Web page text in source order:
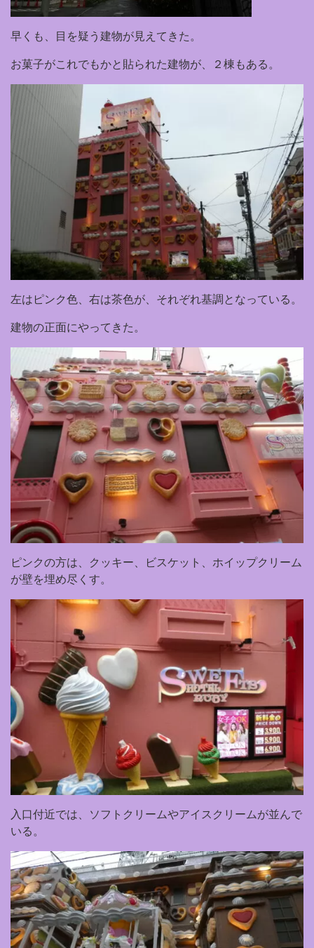
早くも、目を疑う建物が見えてきた。
お菓子がこれでもかと貼られた建物が、２棟もある。
左はピンク色、右は茶色が、それぞれ基調となっている。
建物の正面にやってきた。
ピンクの方は、クッキー、ビスケット、ホイップクリーム
が壁を埋め尽くす。
入口付近では、ソフトクリームやアイスクリームが並んで
いる。